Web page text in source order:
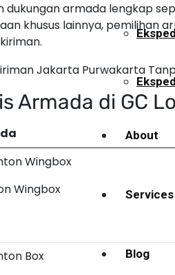
About
Services
Blog
dukungan armada lengkap
khusus lainnya, pemilihan
Armada di GC
Wingbox